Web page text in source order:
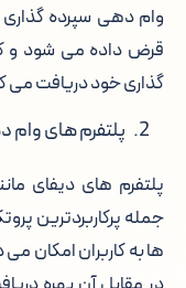
وام دهی سپرده گذاری
قرض داده می شود و
گذاری خود دریافت می
پلتفرم های
جمله پرکاربردترین
ها به کاربران امکان